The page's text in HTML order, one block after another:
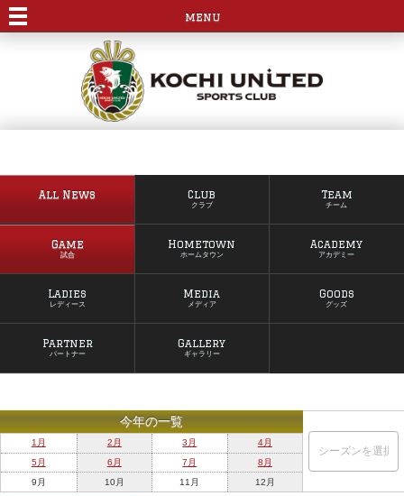
menu
All News Club
クラブ
Team
チーム
Game
試合
Hometown
ホームタウン
Academy
アカデミー
Ladies
レディース
Media
メディア
Goods
グッズ
Partner
パートナー
Gallery
ギャラリー
今年の一覧
1月 2月 3月
4月
5月
6月 7月
8月
9月
10月 11月 12月